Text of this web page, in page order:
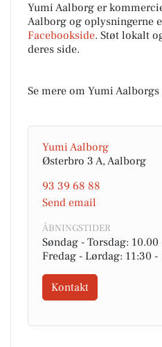
Yumi Aalborg er
Aalborg og oplysningerne
Facebookside. Støt lokalt
deres side.
Se mere om Yumi Aalborgs
Yumi Aalborg
Østerbro 3 A, Aalborg
93 39 68 88
Send email
ÅBNINGSTIDER
Søndag - Torsdag:
Fredag - Lørdag: 11:30
Kontakt